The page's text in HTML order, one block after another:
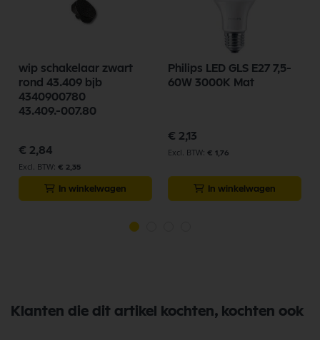
wip schakelaar zwart
rond 43.409 bjb
4340900780
43.409.-007.80
€ 2,84
€ 2,35
In winkelwagen
Philips LED GLS E27 7,5-
60W 3000K Mat
€ 2,13
€ 1,76
In winkelwagen
Klanten die dit artikel kochten, kochten ook